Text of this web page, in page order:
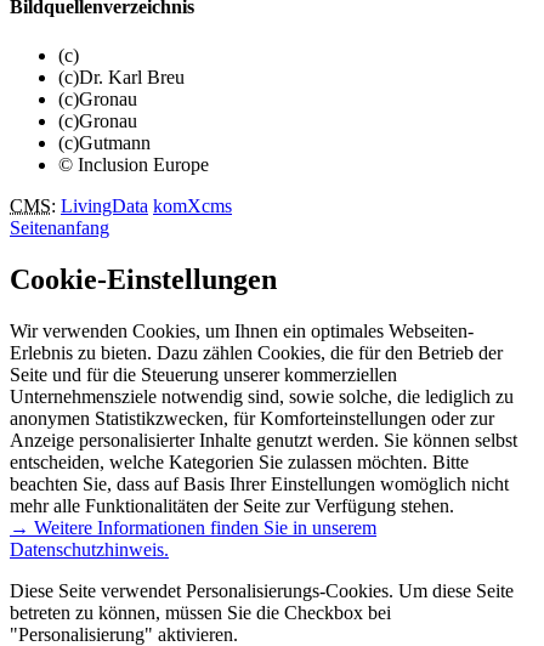
Bildquellenverzeichnis
(c)
(c)Dr. Karl Breu
(c)Gronau
(c)Gronau
(c)Gutmann
© Inclusion Europe
CMS: LivingData komXcms
Seitenanfang
Cookie-Einstellungen
Wir verwenden Cookies, um Ihnen ein optimales Webseiten-
Erlebnis zu bieten. Dazu zählen Cookies, die für den Betrieb der
Seite und für die Steuerung unserer kommerziellen
Unternehmensziele notwendig sind, sowie solche, die lediglich zu
anonymen Statistikzwecken, für Komforteinstellungen oder zur
Anzeige personalisierter Inhalte genutzt werden. Sie können selbst
entscheiden, welche Kategorien Sie zulassen möchten. Bitte
beachten Sie, dass auf Basis Ihrer Einstellungen womöglich nicht
mehr alle Funktionalitäten der Seite zur Verfügung stehen.
→ Weitere Informationen finden Sie in unserem
Datenschutzhinweis.
Diese Seite verwendet Personalisierungs-Cookies. Um diese Seite
betreten zu können, müssen Sie die Checkbox bei
"Personalisierung" aktivieren.